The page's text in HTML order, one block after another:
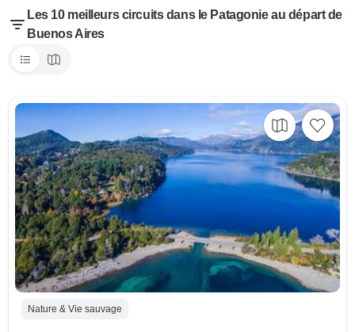
Les 10 meilleurs circuits dans le Patagonie au départ de
Buenos Aires
Nature & Vie sauvage